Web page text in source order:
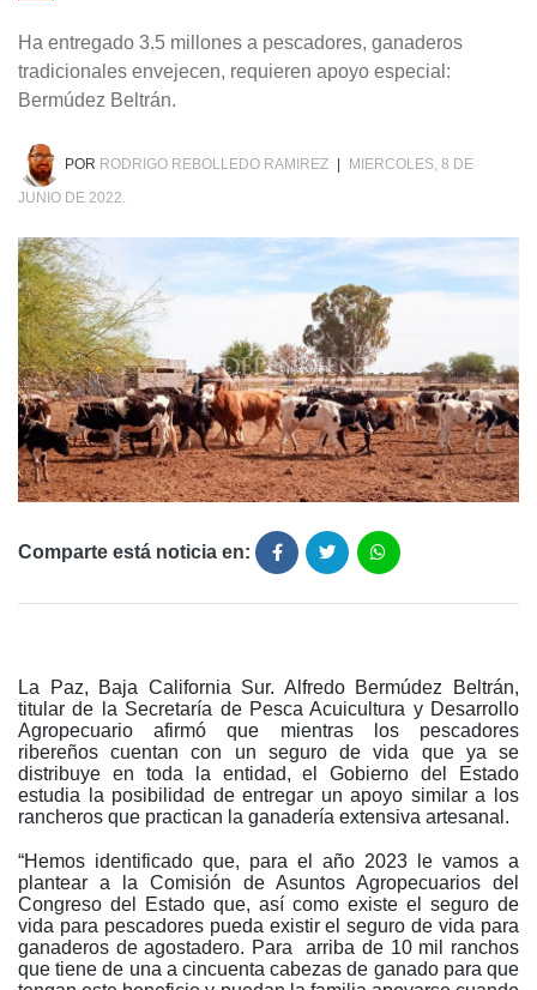
Ha entregado 3.5 millones a pescadores, ganaderos
tradicionales envejecen, requieren apoyo especial:
Bermúdez Beltrán.
POR RODRIGO REBOLLEDO RAMIREZ
MIERCOLES, 8 DE
JUNIO DE 2022.
Comparte está noticia en:
La Paz, Baja California Sur. Alfredo Bermúdez Beltrán,
titular de la Secretaría de Pesca Acuicultura y Desarrollo
Agropecuario afirmó que mientras los pescadores
ribereños cuentan con un seguro de vida que ya se
distribuye en toda la entidad, el Gobierno del Estado
estudia la posibilidad de entregar un apoyo similar a los
rancheros que practican la ganadería extensiva artesanal.
“Hemos identificado que, para el año 2023 le vamos a
plantear a la Comisión de Asuntos Agropecuarios del
Congreso del Estado que, así como existe el seguro de
vida para pescadores pueda existir el seguro de vida para
ganaderos de agostadero. Para arriba de 10 mil ranchos
que tiene de una a cincuenta cabezas de ganado para que